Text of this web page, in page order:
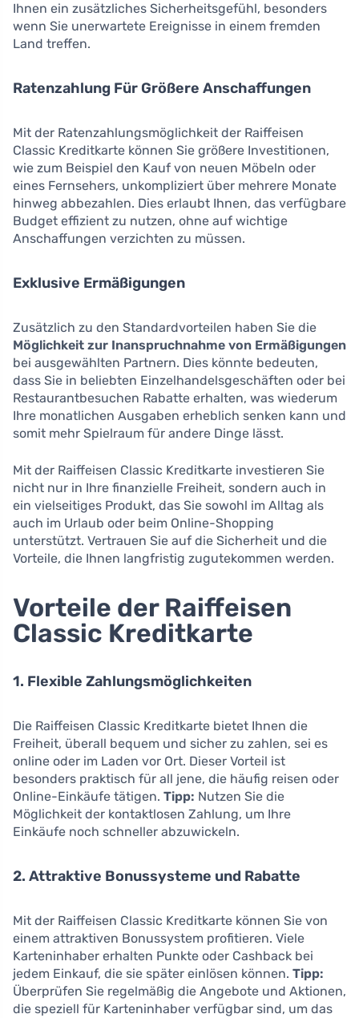
Ihnen ein zusätzliches Sicherheitsgefühl, besonders
wenn Sie unerwartete Ereignisse in einem fremden
Land treffen.
Ratenzahlung Für Größere Anschaffungen
Mit der Ratenzahlungsmöglichkeit der Raiffeisen
Classic Kreditkarte können Sie größere Investitionen,
wie zum Beispiel den Kauf von neuen Möbeln oder
eines Fernsehers, unkompliziert über mehrere Monate
hinweg abbezahlen. Dies erlaubt Ihnen, das verfügbare
Budget effizient zu nutzen, ohne auf wichtige
Anschaffungen verzichten zu müssen.
Exklusive Ermäßigungen
Zusätzlich zu den Standardvorteilen haben Sie die
Möglichkeit zur Inanspruchnahme von Ermäßigungen
bei ausgewählten Partnern. Dies könnte bedeuten,
dass Sie in beliebten Einzelhandelsgeschäften oder bei
Restaurantbesuchen Rabatte erhalten, was wiederum
Ihre monatlichen Ausgaben erheblich senken kann und
somit mehr Spielraum für andere Dinge lässt.
Mit der Raiffeisen Classic Kreditkarte investieren Sie
nicht nur in Ihre finanzielle Freiheit, sondern auch in
ein vielseitiges Produkt, das Sie sowohl im Alltag als
auch im Urlaub oder beim Online-Shopping
unterstützt. Vertrauen Sie auf die Sicherheit und die
Vorteile, die Ihnen langfristig zugutekommen werden.
Vorteile der Raiffeisen
Classic Kreditkarte
1. Flexible Zahlungsmöglichkeiten
Die Raiffeisen Classic Kreditkarte bietet Ihnen die
Freiheit, überall bequem und sicher zu zahlen, sei es
online oder im Laden vor Ort. Dieser Vorteil ist
besonders praktisch für all jene, die häufig reisen oder
Online-Einkäufe tätigen. Tipp: Nutzen Sie die
Möglichkeit der kontaktlosen Zahlung, um Ihre
Einkäufe noch schneller abzuwickeln.
2. Attraktive Bonussysteme und Rabatte
Mit der Raiffeisen Classic Kreditkarte können Sie von
einem attraktiven Bonussystem profitieren. Viele
Karteninhaber erhalten Punkte oder Cashback bei
jedem Einkauf, die sie später einlösen können. Tipp:
Überprüfen Sie regelmäßig die Angebote und Aktionen,
die speziell für Karteninhaber verfügbar sind, um das